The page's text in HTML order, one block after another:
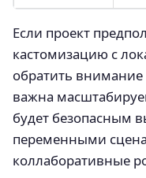
Если проект
кастомизацию с
обратить внимание
важна
будет безопасным
переменными
коллаборативные